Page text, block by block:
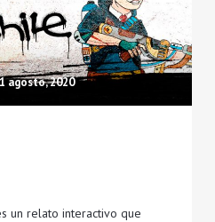
agosto, 2020
un relato interactivo que